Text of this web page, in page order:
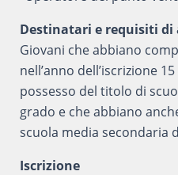
Destinatari e requisiti di
Giovani che abbiano
nell’anno dell’iscrizione
possesso del titolo di
grado e che abbiano
scuola media secondaria
Iscrizione